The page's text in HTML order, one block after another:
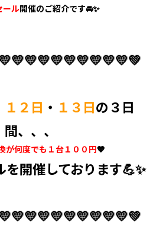
ール開催のご紹介です🚘✨
１２日 ・ １３日の３日
間、、、
が何度でも１台１００円🧡
開催しております💪✨